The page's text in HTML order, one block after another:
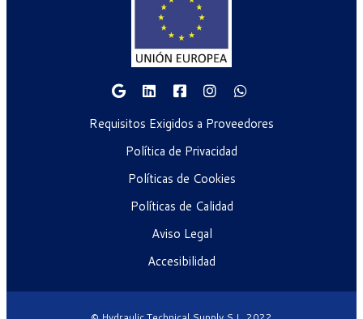
Requisitos Exigidos a Proveedores
Política de Privacidad
Políticas de Cookies
Políticas de Calidad
Aviso Legal
Accesibilidad